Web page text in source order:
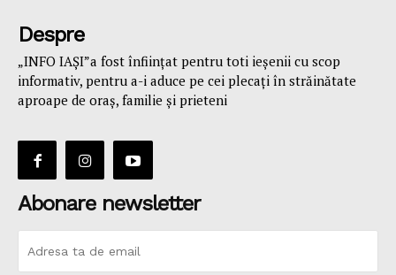
Despre
„INFO IAȘI”a fost înfiinţat pentru toti ieşenii cu scop
informativ, pentru a-i aduce pe cei plecaţi în străinătate
aproape de oraş, familie și prieteni
Abonare newsletter